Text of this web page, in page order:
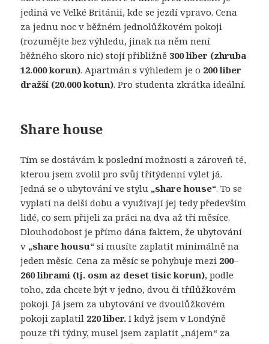
jediná ve Velké Británii, kde se jezdí vpravo. Cena
za jednu noc v běžném jednolůžkovém pokoji
(rozumějte bez výhledu, jinak na něm není
běžného skoro nic) stojí přibližně 300 liber (zhruba
12.000 korun). Apartmán s výhledem je o 200 liber
dražší (20.000 kotun). Pro studenta zkrátka ideální.
Share house
Tím se dostávám k poslední možnosti a zároveň té,
kterou jsem zvolil pro svůj třítýdenní výlet já.
Jedná se o ubytování ve stylu „share house“. To se
vyplatí na delší dobu a využívají jej tedy především
lidé, co sem přijeli za práci na dva až tři měsíce.
Dlouhodobost je přímo dána faktem, že ubytování
v „share housu“ si musíte zaplatit minimálně na
jeden měsíc. Cena za měsíc se pohybuje mezi 200–
260 librami (tj. osm az deset tisic korun), podle
toho, zda chcete být v jedno, dvou či třílůžkovém
pokoji. Já jsem za ubytování ve dvoulůžkovém
pokoji zaplatil 220 liber. I když jsem v Londýně
pouze tři týdny, musel jsem zaplatit „nájem“ za